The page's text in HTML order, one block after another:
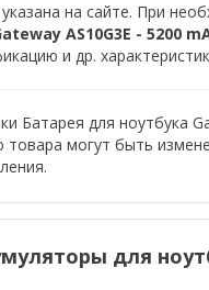
на сайте. При
AS10G3E - 5200
и др.
Батарея для ноутбука
товара могут быть
для